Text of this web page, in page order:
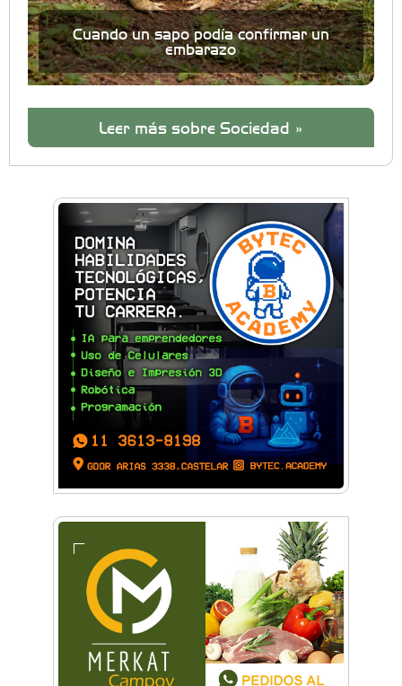
Cuando un sapo podía confirmar un
embarazo
Leer más sobre Sociedad »